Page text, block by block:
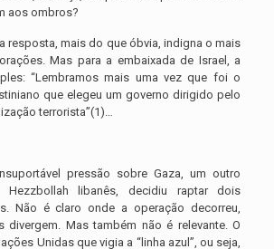
aos ombros?
resposta, mais do que óbvia, indigna o mais
Mas para a embaixada de Israel, a
“Lembramos mais uma vez que foi o
que elegeu um governo dirigido pelo
terrorista”(1)…
pressão sobre Gaza, um outro
libanês, decidiu raptar dois
Não é claro onde a operação decorreu,
divergem. Mas também não é relevante. O
Unidas que vigia a “linha azul”, ou seja,